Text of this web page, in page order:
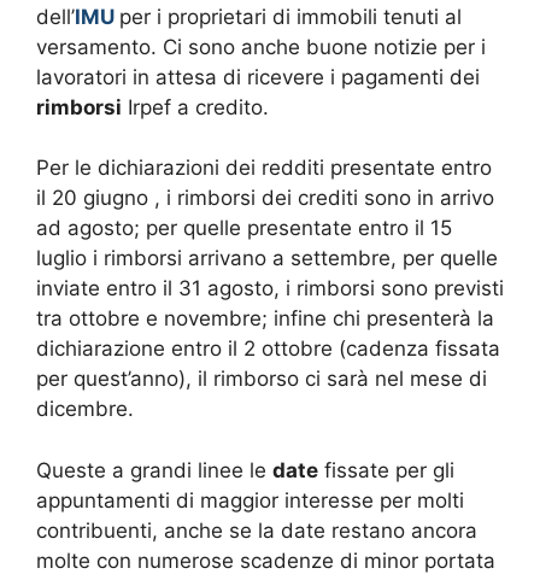
dell’IMU per i proprietari di immobili tenuti al
versamento. Ci sono anche buone notizie per i
lavoratori in attesa di ricevere i pagamenti dei
rimborsi Irpef a credito.
Per le dichiarazioni dei redditi presentate entro
il 20 giugno , i rimborsi dei crediti sono in arrivo
ad agosto; per quelle presentate entro il 15
luglio i rimborsi arrivano a settembre, per quelle
inviate entro il 31 agosto, i rimborsi sono previsti
tra ottobre e novembre; infine chi presenterà la
dichiarazione entro il 2 ottobre (cadenza fissata
per quest’anno), il rimborso ci sarà nel mese di
dicembre.
Queste a grandi linee le date fissate per gli
appuntamenti di maggior interesse per molti
contribuenti, anche se la date restano ancora
molte con numerose scadenze di minor portata